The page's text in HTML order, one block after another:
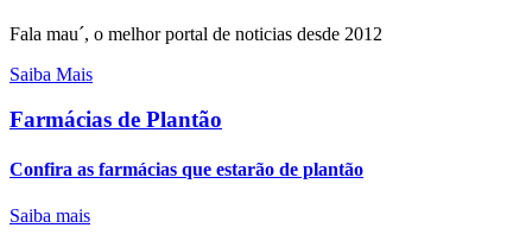
Fala mau´, o melhor portal de noticias desde 2012
Saiba Mais
Farmácias de Plantão
Confira as farmácias que estarão de plantão
Saiba mais